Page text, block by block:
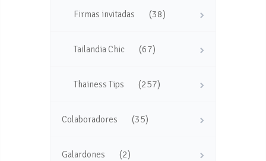
Firmas invitadas (38)
Tailandia Chic (67)
Thainess Tips (257)
Colaboradores (35)
Galardones (2)